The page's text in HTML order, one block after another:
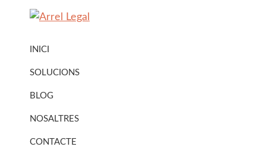
Legal
Legal
Urbanisme
INICI
SOLUCIONS
BLOG
NOSALTRES
CONTACTE